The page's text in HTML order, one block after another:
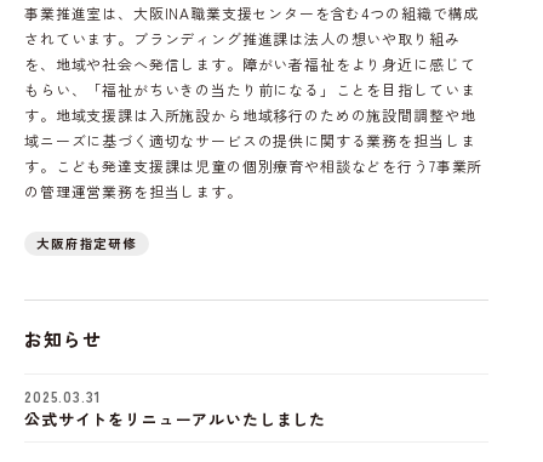
事業推進室は、大阪INA職業支援センターを含む4つの組織で構成
されています。ブランディング推進課は法人の想いや取り組み
を、地域や社会へ発信します。障がい者福祉をより身近に感じて
もらい、「福祉がちいきの当たり前になる」ことを目指していま
す。地域支援課は入所施設から地域移行のための施設間調整や地
域ニーズに基づく適切なサービスの提供に関する業務を担当しま
す。こども発達支援課は児童の個別療育や相談などを行う7事業所
の管理運営業務を担当します。
大阪府指定研修
お知らせ
2025.03.31
公式サイトをリニューアルいたしました